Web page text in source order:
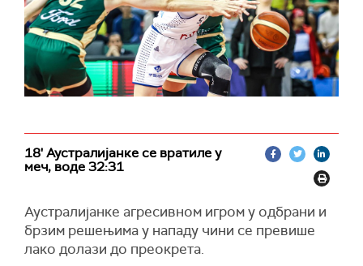
18' Аустралијанке се вратиле у
меч, воде 32:31
Аустралијанке агресивном игром у одбрани и
брзим решењима у нападу чини се превише
лако долази до преокрета.